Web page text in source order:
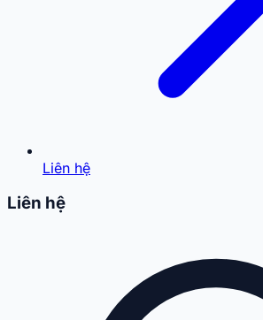
Liên hệ
Liên hệ